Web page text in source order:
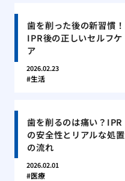
歯を削った後の新習慣！
IPR後の正しいセルフケ
ア
2026.02.23
生活
歯を削るのは痛い？IPR
の安全性とリアルな処置
の流れ
2026.02.01
医療